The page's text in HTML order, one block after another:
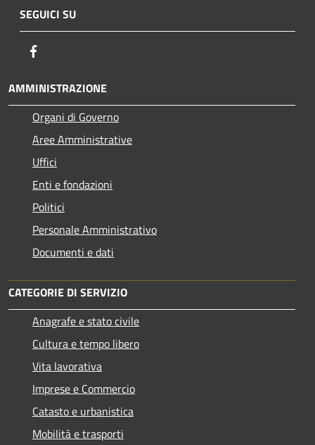
SEGUICI SU
AMMINISTRAZIONE
Organi di Governo
Aree Amministrative
Uffici
Enti e fondazioni
Politici
Personale Amministrativo
Documenti e dati
CATEGORIE DI SERVIZIO
Anagrafe e stato civile
Cultura e tempo libero
Vita lavorativa
Imprese e Commercio
Catasto e urbanistica
Mobilità e trasporti